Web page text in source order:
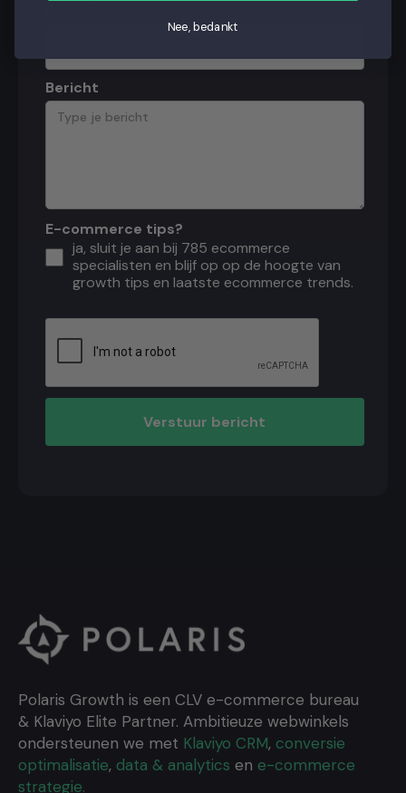
Bericht
E-commerce tips?
ja, sluit je aan bij 785 ecommerce
specialisten en blijf op op de hoogte van
growth tips en laatste ecommerce trends.
Polaris Growth is een CLV e-commerce bureau
& Klaviyo Elite Partner. Ambitieuze webwinkels
ondersteunen we met Klaviyo CRM, conversie
optimalisatie, data & analytics en e-commerce
strategie.
Nee, bedankt